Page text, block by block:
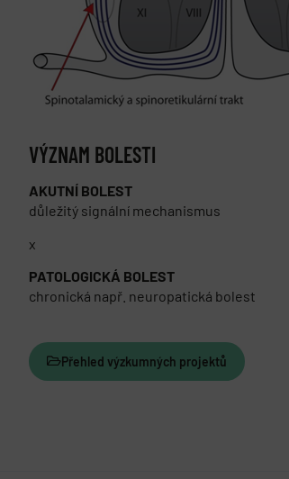
VÝZNAM BOLESTI
AKUTNÍ BOLEST
důležitý signální mechanismus
x
PATOLOGICKÁ BOLEST
chronická např. neuropatická bolest
Přehled výzkumných projektů